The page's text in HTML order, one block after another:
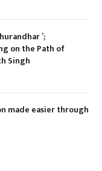
’;
on the Path of
Singh
made easier through